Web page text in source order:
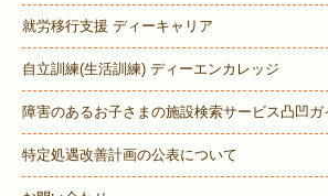
就労移行支援 ディーキャリア
自立訓練(生活訓練) ディーエンカレッジ
障害のあるお子さまの施設検索サービス凸凹ガ
特定処遇改善計画の公表について